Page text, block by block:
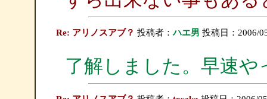
Re: アリノスアブ？ 投稿者：ハエ男 投稿日：2006/
了解しました。早速